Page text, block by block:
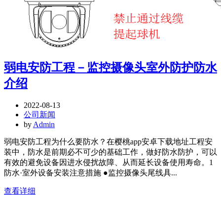
弱电安防工程－监控摄像头室外防护防水
介绍
2022-08-13
公司新闻
by Admin
弱电安防工程为什么要防水？在樱桃app安卓下载地址工程安
装中，防水是前期必不可少的基础工作，做好防水防护，可以
有效的避免设备因进水侵扰故障、从而延长设备使用寿命。1
防水·室外设备安装注意措施 ●监控摄像头尾线具...
查看详细